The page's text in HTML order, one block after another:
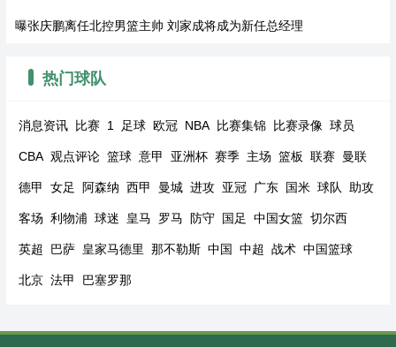
曝张庆鹏离任北控男篮主帅 刘家成将成为新任总经理
热门球队
消息资讯 比赛 1 足球 欧冠 NBA 比赛集锦 比赛录像 球员
CBA 观点评论 篮球 意甲 亚洲杯 赛季 主场 篮板 联赛 曼联
德甲 女足 阿森纳 西甲 曼城 进攻 亚冠 广东 国米 球队 助攻
客场 利物浦 球迷 皇马 罗马 防守 国足 中国女篮 切尔西
英超 巴萨 皇家马德里 那不勒斯 中国 中超 战术 中国篮球
北京 法甲 巴塞罗那